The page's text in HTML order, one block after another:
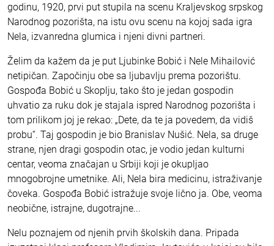
godinu, 1920, prvi put stupila na scenu Kraljevskog srpskog
Narodnog pozorišta, na istu ovu scenu na kojoj sada igra
Nela, izvanredna glumica i njeni divni partneri.
Želim da kažem da je put Ljubinke Bobić i Nele Mihailović
netipičan. Započinju obe sa ljubavlju prema pozorištu.
Gospođa Bobić u Skoplju, tako što je jedan gospodin
uhvatio za ruku dok je stajala ispred Narodnog pozorišta i
tom prilikom joj je rekao: „Dete, da te ja povedem, da vidiš
probu“. Taj gospodin je bio Branislav Nušić. Nela, sa druge
strane, njen dragi gospodin otac, je vodio jedan kulturni
centar, veoma značajan u Srbiji koji je okupljao
mnogobrojne umetnike. Ali, Nela bira medicinu, istraživanje
čoveka. Gospođa Bobić istražuje svoje lično ja. Obe, veoma
neobične, istrajne, dugotrajne...
Nelu poznajem od njenih prvih školskih dana. Pripada